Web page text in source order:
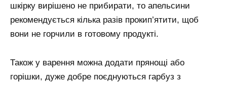
шкірку вирішено не прибирати, то апельсини
рекомендується кілька разів прокип’ятити, щоб
вони не горчили в готовому продукті.
Також у варення можна додати прянощі або
горішки, дуже добре поєднуються гарбуз з